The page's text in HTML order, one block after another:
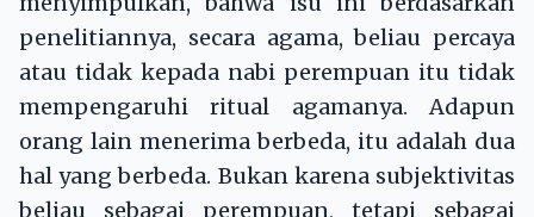
penelitiannya, secara agama, beliau percaya
atau tidak kepada nabi perempuan itu tidak
mempengaruhi ritual agamanya. Adapun
orang lain menerima berbeda, itu adalah dua
hal yang berbeda. Bukan karena subjektivitas
beliau sebagai perempuan, tetapi sebagai